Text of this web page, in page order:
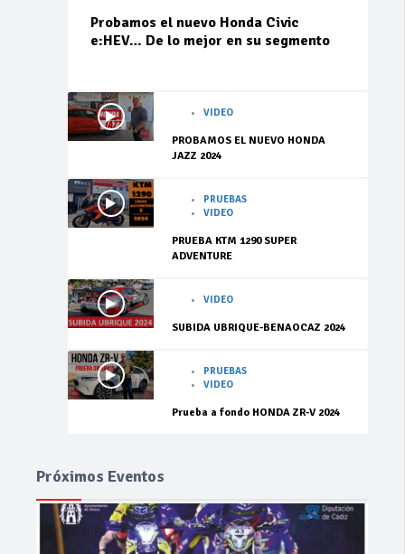
Probamos el nuevo Honda Civic
e:HEV… De lo mejor en su segmento
VIDEO
PROBAMOS EL NUEVO HONDA
JAZZ 2024
PRUEBAS
VIDEO
PRUEBA KTM 1290 SUPER
ADVENTURE
VIDEO
SUBIDA UBRIQUE-BENAOCAZ 2024
PRUEBAS
VIDEO
Prueba a fondo HONDA ZR-V 2024
Próximos Eventos